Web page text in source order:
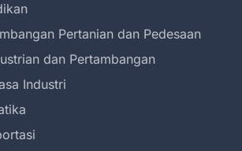
Pertanian dan Pedesaan
dan Pertambangan
Industri